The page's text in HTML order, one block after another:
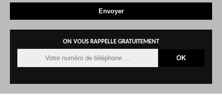
ON VOUS RAPPELLE GRATUITEMENT